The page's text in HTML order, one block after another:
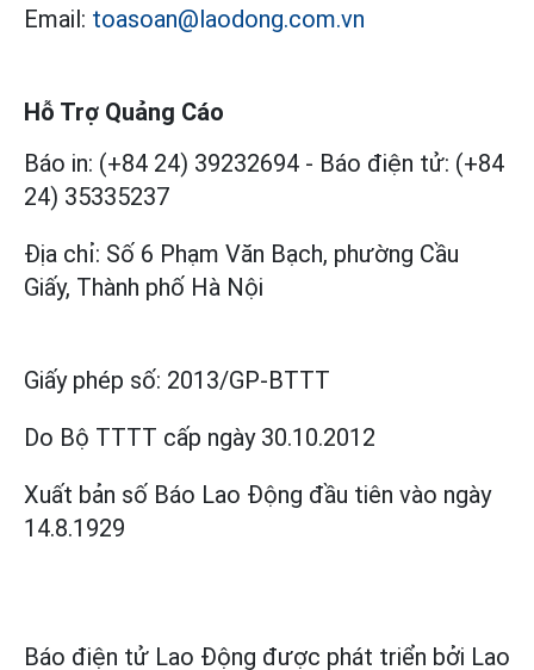
Email: toasoan@laodong.com.vn
Hỗ Trợ Quảng Cáo
Báo in: (+84 24) 39232694 - Báo điện tử: (+84
24) 35335237
Địa chỉ: Số 6 Phạm Văn Bạch, phường Cầu
Giấy, Thành phố Hà Nội
Giấy phép số: 2013/GP-BTTT
Do Bộ TTTT cấp ngày 30.10.2012
Xuất bản số Báo Lao Động đầu tiên vào ngày
14.8.1929
Báo điện tử Lao Động được phát triển bởi Lao